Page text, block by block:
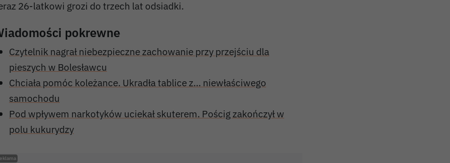
26-latkowi grozi do trzech lat odsiadki.
pokrewne
Czytelnik nagrał niebezpieczne zachowanie przy przejściu dla
pieszych w Bolesławcu
Chciała pomóc koleżance. Ukradła tablice z... niewłaściwego
samochodu
Pod wpływem narkotyków uciekał skuterem. Pościg zakończył w
polu kukurydzy